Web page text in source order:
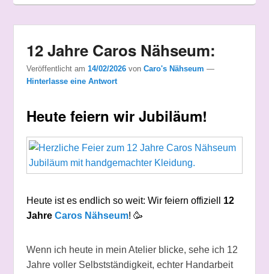
12 Jahre Caros Nähseum:
Veröffentlicht am 14/02/2026 von Caro's Nähseum —
Hinterlasse eine Antwort
Heute feiern wir Jubiläum!
Heute ist es endlich so weit: Wir feiern offiziell 12
Jahre Caros Nähseum! 🥳
Wenn ich heute in mein Atelier blicke, sehe ich 12
Jahre voller Selbstständigkeit, echter Handarbeit